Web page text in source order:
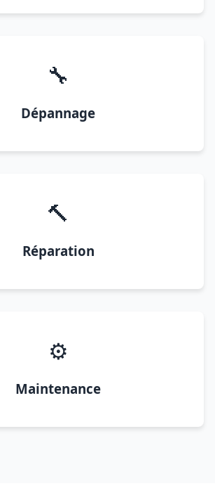
🔧
Dépannage
🔨
Réparation
⚙️
Maintenance